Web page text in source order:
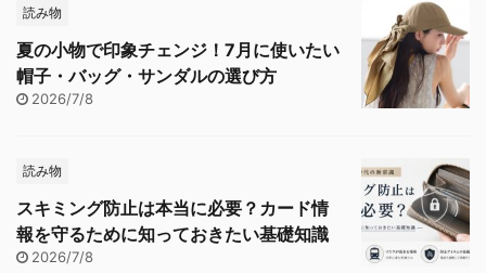
読み物
夏の小物で印象チェンジ！7月に使いたい
帽子・バッグ・サンダルの選び方
2026/7/8
読み物
スキミング防止は本当に必要？カード情
報を守るために知っておきたい基礎知識
2026/7/8